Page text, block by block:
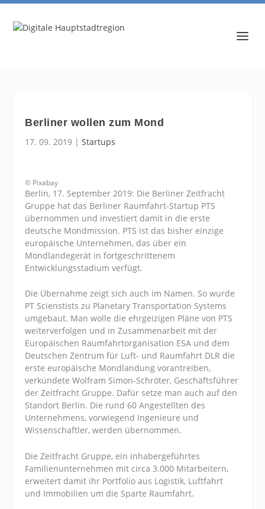
Berliner wollen zum Mond
17. 09. 2019 |Startups
© Pixabay
Berlin, 17. September 2019: Die Berliner Zeitfracht
Gruppe hat das Berliner Raumfahrt-Startup PTS
übernommen und investiert damit in die erste
deutsche Mondmission. PTS ist das bisher einzige
europäische Unternehmen, das über ein
Mondlandegerät in fortgeschrittenem
Entwicklungsstadium verfügt.
Die Übernahme zeigt sich auch im Namen. So wurde
PT Scienstists zu Planetary Transportation Systems
umgebaut. Man wolle die ehrgeizigen Pläne von PTS
weiterverfolgen und in Zusammenarbeit mit der
Europäischen Raumfahrtorganisation ESA und dem
Deutschen Zentrum für Luft- und Raumfahrt DLR die
erste europäische Mondlandung vorantreiben,
verkündete Wolfram Simon-Schröter, Geschäftsführer
der Zeitfracht Gruppe. Dafür setze man auch auf den
Standort Berlin. Die rund 60 Angestellten des
Unternehmens, vorwiegend Ingenieure und
Wissenschaftler, werden übernommen.
Die Zeitfracht Gruppe, ein inhabergeführtes
Familienunternehmen mit circa 3.000 Mitarbeitern,
erweitert damit ihr Portfolio aus Logistik, Luftfahrt
und Immobilien um die Sparte Raumfahrt.